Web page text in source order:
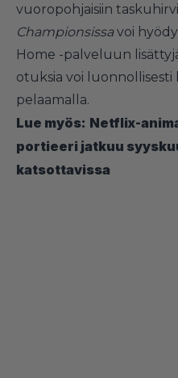
vuoropohjaisiin
Championsissavoi
Home -palveluun
otuksia voi luonnollisesti
pelaamalla.
Lue myös: Netflix-
portieeri jatkuu
katsottavissa